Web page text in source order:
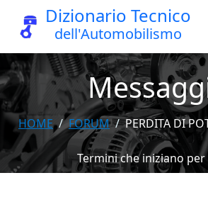
Dizionario Tecnico
dell'Automobilismo
HOME FORUM PERDITA DI
Termini che iniziano per